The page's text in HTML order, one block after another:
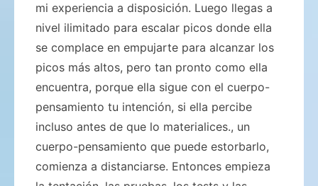
mi experiencia a disposición. Luego llegas a
nivel ilimitado para escalar picos donde ella
se complace en empujarte para alcanzar los
picos más altos, pero tan pronto como ella
encuentra, porque ella sigue con el cuerpo-
pensamiento tu intención, si ella percibe
incluso antes de que lo materialices., un
cuerpo-pensamiento que puede estorbarlo,
comienza a distanciarse. Entonces empieza